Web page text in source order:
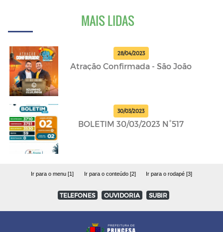
MAIS LIDAS
28/04/2023
Atração Confirmada - São João
30/03/2023
BOLETIM 30/03/2023 N°517
Ir para o menu [1] Ir para o conteúdo [2] Ir para o rodapé [3]
TELEFONES OUVIDORIA SUBIR